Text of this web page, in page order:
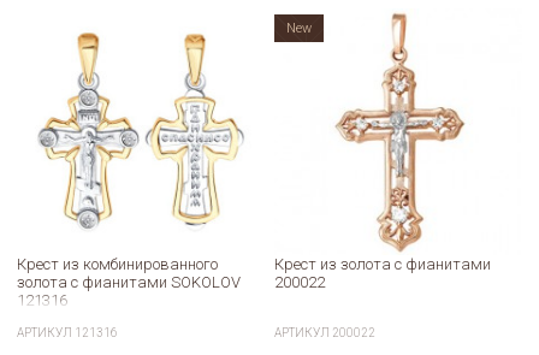
Крест из комбинированного
золота с фианитами SOKOLOV
121316
АРТИКУЛ 121316
Крест из золота с фианитами
200022
АРТИКУЛ 200022
New